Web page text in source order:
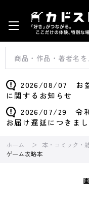
2026/08/07 お盆
に関するお知らせ
2026/07/29 令和
お届け遅延につきま
ホーム 本・コミック・
ゲーム攻略本